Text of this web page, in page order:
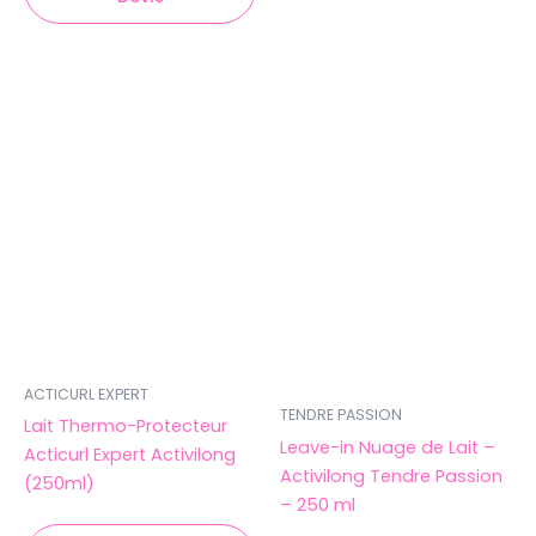
ACTICURL EXPERT
Lait Thermo-Protecteur
Acticurl Expert Activilong
(250ml)
TENDRE PASSION
Leave-in Nuage de Lait –
Activilong Tendre Passion
– 250 ml